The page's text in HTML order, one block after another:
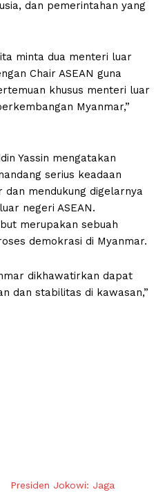
dan pemerintahan yang
minta dua menteri luar
Chair ASEAN guna
khusus menteri luar
Myanmar,”
Yassin mengatakan
serius keadaan
mendukung digelarnya
negeri ASEAN.
merupakan sebuah
demokrasi di Myanmar.
dikhawatirkan dapat
dan stabilitas di kawasan,”
Presiden Jokowi: Jaga